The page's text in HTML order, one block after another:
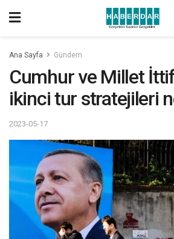
Ana Sayfa Gündem
Cumhur ve Millet
ikinci tur stratejileri
2023-05-17